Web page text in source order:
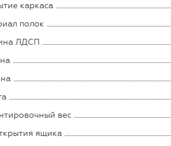
каркаса
полок
ЛДСП
вес
ящика